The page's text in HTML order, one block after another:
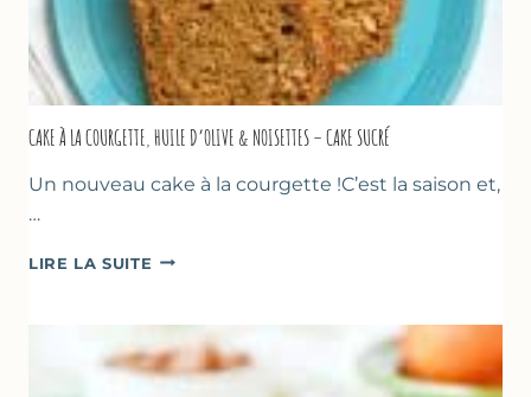
CAKE À LA COURGETTE, HUILE D’OLIVE & NOISETTES – CAKE SUCRÉ
Un nouveau cake à la courgette !C’est la saison et,
…
LIRE LA SUITE CAKE
COURGETTE,
HUILE
D’OLIVE